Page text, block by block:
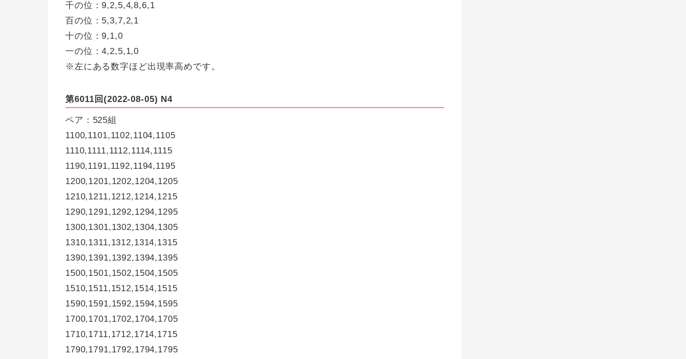
千の位：9,2,5,4,8,6,1
百の位：5,3,7,2,1
十の位：9,1,0
一の位：4,2,5,1,0
※左にある数字ほど出現率高めです。
第6011回(2022-08-05) N4
ペア：525組
1100,1101,1102,1104,1105
1110,1111,1112,1114,1115
1190,1191,1192,1194,1195
1200,1201,1202,1204,1205
1210,1211,1212,1214,1215
1290,1291,1292,1294,1295
1300,1301,1302,1304,1305
1310,1311,1312,1314,1315
1390,1391,1392,1394,1395
1500,1501,1502,1504,1505
1510,1511,1512,1514,1515
1590,1591,1592,1594,1595
1700,1701,1702,1704,1705
1710,1711,1712,1714,1715
1790,1791,1792,1794,1795